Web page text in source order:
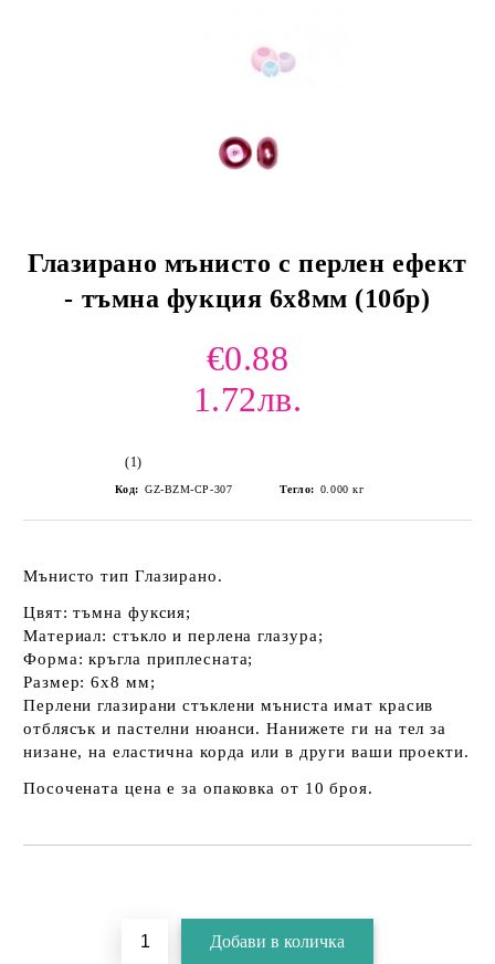
Глазирано мънисто с перлен ефект
- тъмна фукция 6х8мм (10бр)
€0.88
1.72лв.
(1)
Код: GZ-BZM-CP-307 Тегло: 0.000 кг
Мънисто тип Глазирано.
Цвят: тъмна фуксия;
Материал: стъкло и перлена глазура;
Форма: кръгла приплесната;
Размер: 6х8 мм;
Перлени глазирани стъклени мъниста имат красив
отблясък и пастелни нюанси. Нанижете ги на тел за
низане, на еластична корда или в други ваши проекти.
Посочената цена е за опаковка от 10 броя.